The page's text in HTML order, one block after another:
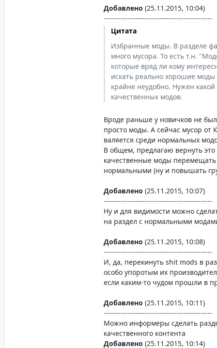
Добавлено (25.11.2015, 10:04)
---------------------------------------------
Цитата
Избранные моды. В разделе
много мусора. То есть т.н.
которые вряд ли кому
искать реально хорошие моды
крайне неудобно. Нужен какой
качественных модов.
Вроде раньше у новичков не
просто моды. А сейчас мусор от
валяется среди нормальных
В общем, предлагаю вернуть
качественные моды перемещать
нормальными (ну и повышать
Добавлено (25.11.2015, 10:07)
---------------------------------------------
Ну и для видимости можно
на раздел с нормальными
Добавлено (25.11.2015, 10:08)
---------------------------------------------
И, да, перекинуть shit mods в
особо упоротым их
если каким-то чудом прошли в
Добавлено (25.11.2015, 10:11)
---------------------------------------------
Можно информеры сделать
качественного контента
Добавлено (25.11.2015, 10:14)